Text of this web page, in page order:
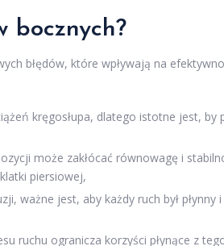
bocznych?
błędów, które wpływają na
kręgosłupa, dlatego istotne jest, by
może zakłócać równowagę i
piersiowej,
ważne jest, aby każdy ruch był płynny
ruchu ogranicza korzyści płynące z